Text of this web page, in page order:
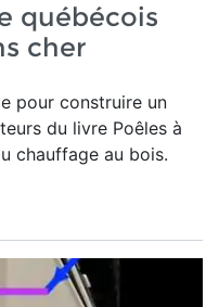
québécois
cher
pour construire un
du livre Poêles à
chauffage au bois.